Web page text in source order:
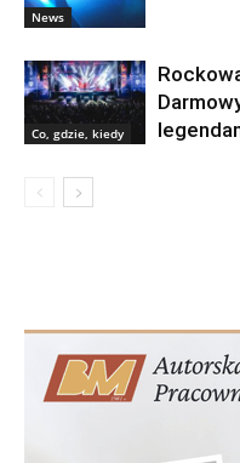
News
Co, gdzie, kiedy